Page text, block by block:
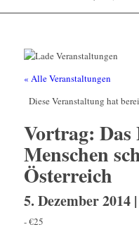
« Alle Veranstaltungen
Diese Veranstaltung hat
Vortrag: Das
Menschen
Österreich
5. Dezember 2014
-€25